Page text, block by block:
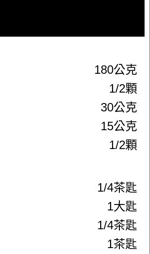
180公克
1/2顆
30公克
15公克
1/2顆
1/4茶匙
1大匙
1/4茶匙
1茶匙